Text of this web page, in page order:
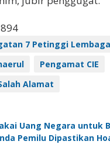
894
7 Petinggi
Pengamat CIE
Alamat
Uang Negara untuk
Pemilu Dipastikan